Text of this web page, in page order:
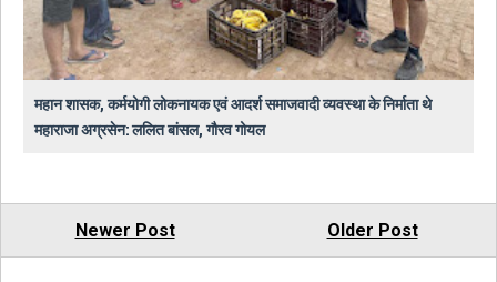
महान शासक, कर्मयोगी लोकनायक एवं आदर्श समाजवादी व्यवस्था के निर्माता थे
महाराजा अग्रसेन: ललित बांसल, गौरव गोयल
Newer Post Older Post